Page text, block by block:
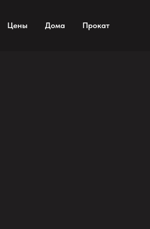
VUOKSA
Цены Дома Прокат